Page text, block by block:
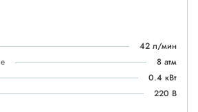
42 л/мин
8 атм
0.4 кВт
220 В